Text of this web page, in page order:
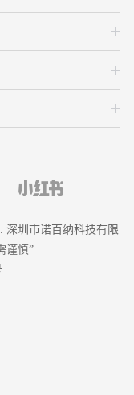
深圳市诺百纳科技有限
谨慎”